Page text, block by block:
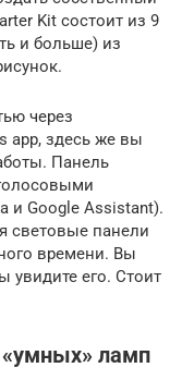
Kit состоит из 9
и больше) из
через
app, здесь же вы
Панель
и Google Assistant).
световые панели
времени. Вы
увидите его. Стоит
ламп